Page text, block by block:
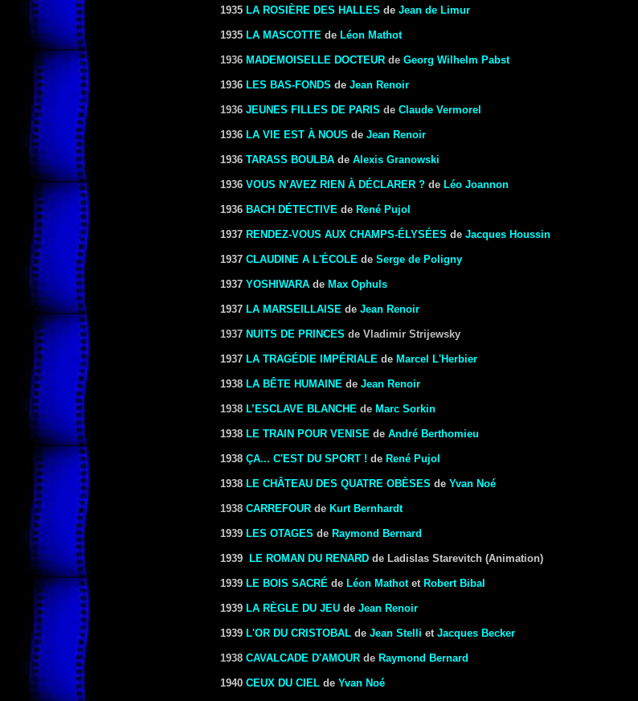
1935 LA ROSIÈRE DES HALLES de Jean de Limur
1935 LA MASCOTTE de Léon Mathot
1936 MADEMOISELLE DOCTEUR de Georg Wilhelm Pabst
1936 LES BAS-FONDS de Jean Renoir
1936 JEUNES FILLES DE PARIS de Claude Vermorel
1936 LA VIE EST À NOUS de Jean Renoir
1936 TARASS BOULBA de Alexis Granowski
1936 VOUS N’AVEZ RIEN À DÉCLARER ? de Léo Joannon
1936 BACH DÉTECTIVE de René Pujol
1937 RENDEZ-VOUS AUX CHAMPS-ÉLYSÉES de Jacques Houssin
1937 CLAUDINE A L'ÉCOLE de Serge de Poligny
1937 YOSHIWARA de Max Ophuls
1937 LA MARSEILLAISE de Jean Renoir
1937 NUITS DE PRINCES de Vladimir Strijewsky
1937 LA TRAGÉDIE IMPÉRIALE de Marcel L'Herbier
1938 LA BÊTE HUMAINE de Jean Renoir
1938 L’ESCLAVE BLANCHE de Marc Sorkin
1938 LE TRAIN POUR VENISE de André Berthomieu
1938 ÇA... C'EST DU SPORT ! de René Pujol
1938 LE CHÂTEAU DES QUATRE OBÈSES de Yvan Noé
1938 CARREFOUR de Kurt Bernhardt
1939 LES OTAGES de Raymond Bernard
1939 LE ROMAN DU RENARD de Ladislas Starevitch (Animation)
1939 LE BOIS SACRÉ de Léon Mathotet Robert Bibal
1939 LA RÈGLE DU JEU de Jean Renoir
1939 L'OR DU CRISTOBAL de Jean Stelli et Jacques Becker
1938 CAVALCADE D'AMOUR de Raymond Bernard
1940 CEUX DU CIEL de Yvan Noé